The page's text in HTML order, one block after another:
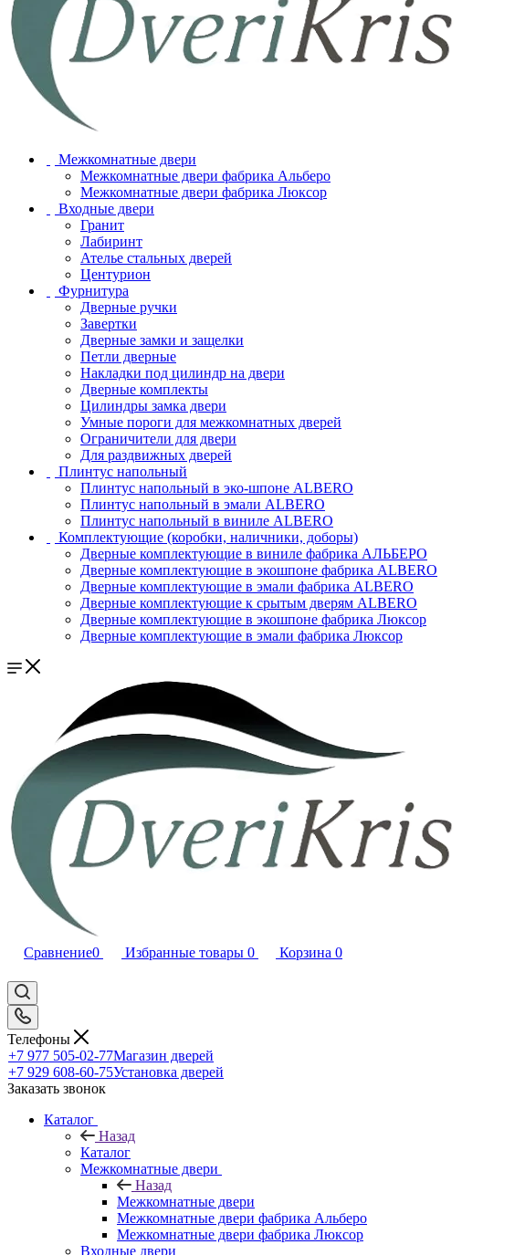
Межкомнатные двери
Межкомнатные двери фабрика Альберо
Межкомнатные двери фабрика Люксор
Входные двери
Гранит
Лабиринт
Ателье стальных дверей
Центурион
Фурнитура
Дверные ручки
Завертки
Дверные замки и защелки
Петли дверные
Накладки под цилиндр на двери
Дверные комплекты
Цилиндры замка двери
Умные пороги для межкомнатных дверей
Ограничители для двери
Для раздвижных дверей
Плинтус напольный
Плинтус напольный в эко-шпоне ALBERO
Плинтус напольный в эмали ALBERO
Плинтус напольный в виниле ALBERO
Комплектующие (коробки, наличники, доборы)
Дверные комплектующие в виниле фабрика АЛЬБЕРО
Дверные комплектующие в экошпоне фабрика ALBERO
Дверные комплектующие в эмали фабрика ALBERO
Дверные комплектующие к срытым дверям ALBERO
Дверные комплектующие в экошпоне фабрика Люксор
Дверные комплектующие в эмали фабрика Люксор
Сравнение0 Избранные товары 0 Корзина 0
Телефоны
+7 977 505-02-77Магазин дверей
+7 929 608-60-75Установка дверей
Заказать звонок
Каталог
Назад
Каталог
Межкомнатные двери
Назад
Межкомнатные двери
Межкомнатные двери фабрика Альберо
Межкомнатные двери фабрика Люксор
Входные двери